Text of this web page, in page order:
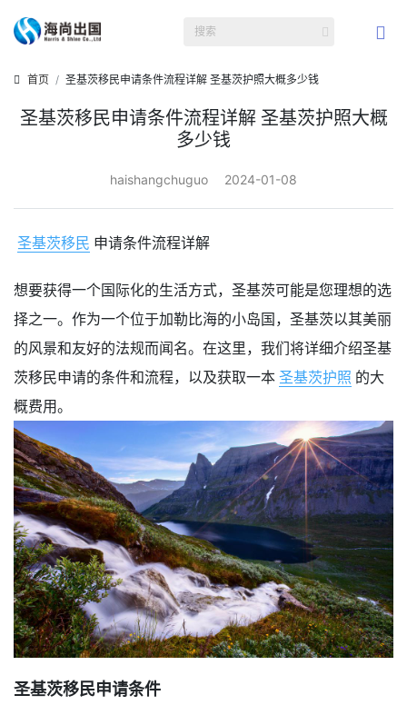
首页 圣基茨移民申请条件流程详解 圣基茨护照大概多少钱
圣基茨移民申请条件流程详解 圣基茨护照大概
多少钱
haishangchuguo 2024-01-08
圣基茨移民 申请条件流程详解
想要获得一个国际化的生活方式，圣基茨可能是您理想的选
择之一。作为一个位于加勒比海的小岛国，圣基茨以其美丽
的风景和友好的法规而闻名。在这里，我们将详细介绍圣基
茨移民申请的条件和流程，以及获取一本 圣基茨护照 的大
概费用。
圣基茨移民申请条件